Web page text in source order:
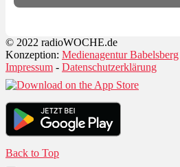
© 2022 radioWOCHE.de
Konzeption: Medienagentur Babelsberg
Impressum - Datenschutzerklärung
Back to Top